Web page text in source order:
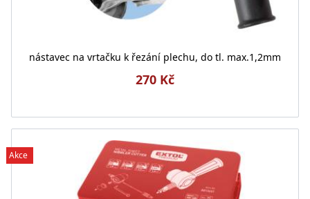
nástavec na vrtačku k řezání plechu, do tl. max.1,2mm
270 Kč
Akce